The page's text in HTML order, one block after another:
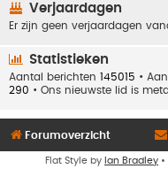
Verjaardagen
Er zijn geen verjaardagen
Statistieken
Aantal berichten 145015 •
290 • Ons nieuwste lid is
Forumoverzicht
Flat Style by Ian Bradley